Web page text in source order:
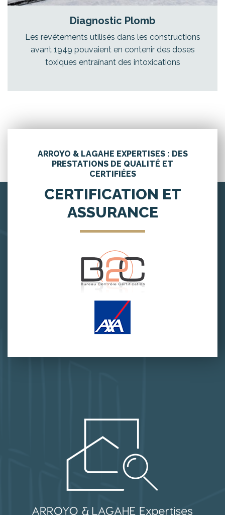
Diagnostic Plomb
Les revêtements utilisés dans les constructions
avant 1949 pouvaient en contenir des doses
toxiques entraînant des intoxications
ARROYO & LAGAHE EXPERTISES : DES
PRESTATIONS DE QUALITÉ ET
CERTIFIÉES
CERTIFICATION ET
ASSURANCE